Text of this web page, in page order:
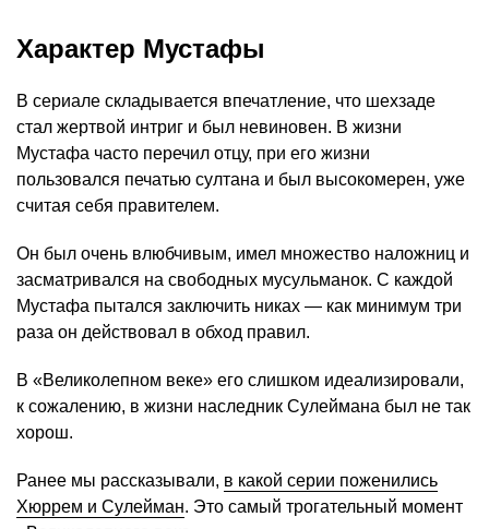
Характер Мустафы
В сериале складывается впечатление, что шехзаде
стал жертвой интриг и был невиновен. В жизни
Мустафа часто перечил отцу, при его жизни
пользовался печатью султана и был высокомерен, уже
считая себя правителем.
Он был очень влюбчивым, имел множество наложниц и
засматривался на свободных мусульманок. С каждой
Мустафа пытался заключить никах — как минимум три
раза он действовал в обход правил.
В «Великолепном веке» его слишком идеализировали,
к сожалению, в жизни наследник Сулеймана был не так
хорош.
Ранее мы рассказывали, в какой серии поженились
Хюррем и Сулейман. Это самый трогательный момент